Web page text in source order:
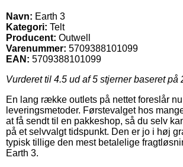
Navn: Earth 3
Kategori: Telt
Producent: Outwell
Varenummer: 5709388101099
EAN: 5709388101099
Vurderet til 4.5 ud af 5 stjerner baseret på
En lang række outlets på nettet foreslår
leveringsmetoder. Førstevalget hos
at få sendt til en pakkeshop, så du selv
på et selvvalgt tidspunkt. Den er jo i høj
typisk tillige den mest betalelige
Earth 3.